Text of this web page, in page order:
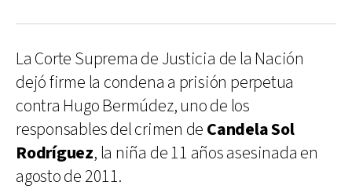
La Corte Suprema de Justicia de la Nación
dejó firme la condena a prisión perpetua
contra Hugo Bermúdez, uno de los
responsables del crimen de Candela Sol
Rodríguez, la niña de 11 años asesinada en
agosto de 2011.